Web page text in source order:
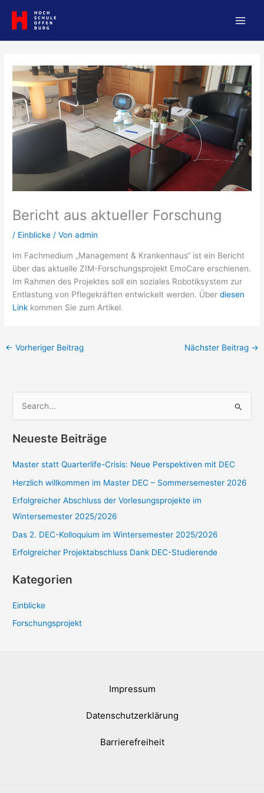
Inhalt
springen
Bericht aus aktueller Forschung
/ Einblicke / Vonadmin
Im Fachmedium „Management & Krankenhaus“ ist ein Bericht
über das aktuelle ZIM-Forschungsprojekt EmoCare erschienen.
Im Rahmen des Projektes soll ein soziales Robotiksystem zur
Entlastung von Pflegekräften entwickelt werden. Überdiesen
Link kommen Sie zum Artikel.
← Vorheriger Beitrag Nächster Beitrag →
e
n
:
Neueste Beiträge
Master statt Quarterlife-Crisis: Neue Perspektiven mit DEC
Herzlich willkommen im Master DEC – Sommersemester 2026
Erfolgreicher Abschluss der Vorlesungsprojekte im
Wintersemester 2025/2026
Das 2. DEC-Kolloquium im Wintersemester 2025/2026
Erfolgreicher Projektabschluss Dank DEC-Studierende
Kategorien
Einblicke
Forschungsprojekt
Impressum
Datenschutzerklärung
Barrierefreiheit